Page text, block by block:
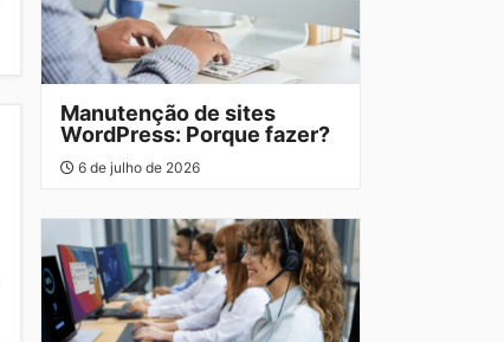
Manutenção de sites
WordPress: Porque fazer?
6 de julho de 2026